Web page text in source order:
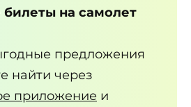
билеты на самолет
предложения
найти через
приложение и